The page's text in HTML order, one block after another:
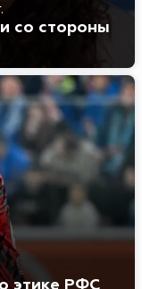
со стороны